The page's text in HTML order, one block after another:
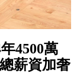
4500萬
薪資加奢